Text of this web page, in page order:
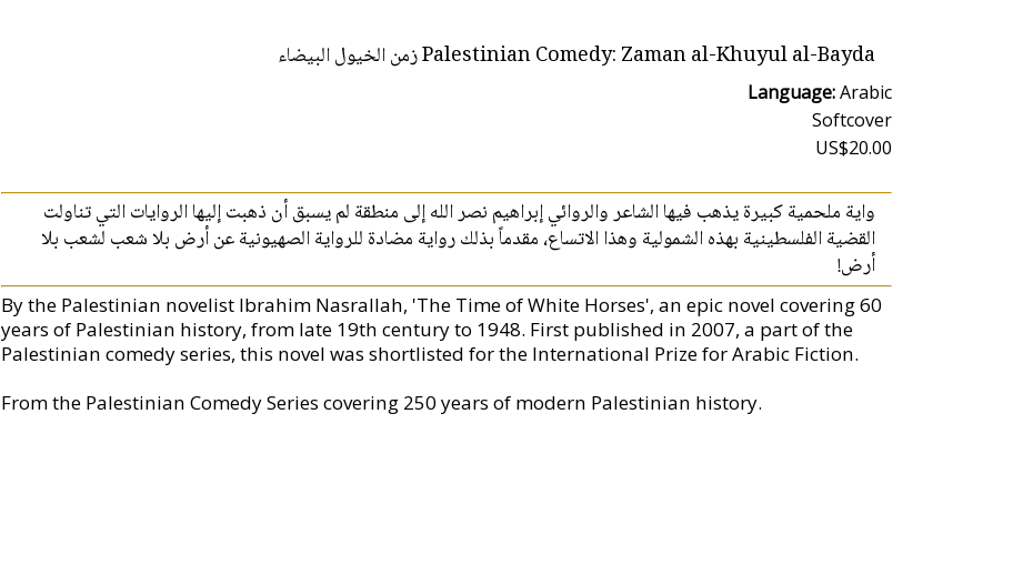
Palestinian Comedy: Zaman al-Khuyul al-Bayda زمن الخيول البيضاء
Language:Arabic
Softcover
US$20.00
واية ملحمية كبيرة يذهب فيها الشاعر والروائي إبراهيم نصر الله إلى منطقة لم يسبق أن ذهبت إليها الروايات التي تناولت
القضية الفلسطينية بهذه الشمولية وهذا الاتساع، مقدماً بذلك رواية مضادة للرواية الصهيونية عن أرض بلا شعب لشعب بلا
أرض!
By the Palestinian novelist Ibrahim Nasrallah, 'The Time of White Horses', an epic novel covering 60
years of Palestinian history, from late 19th century to 1948. First published in 2007, a part of the
Palestinian comedy series, this novel was shortlisted for the International Prize for Arabic Fiction.
From the Palestinian Comedy Series covering 250 years of modern Palestinian history.